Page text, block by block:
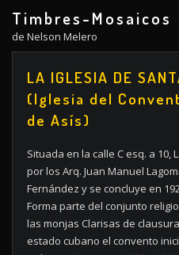
content
Timbres-Mosaicos
de Nelson Melero
LA IGLESIA DE
(Iglesia del
de Asís)
Situada en la calle C esq. a
por los Arq. Juan Manuel
Fernández y se concluye en
Forma parte del conjunto
las monjas Clarisas de
estado cubano el convento